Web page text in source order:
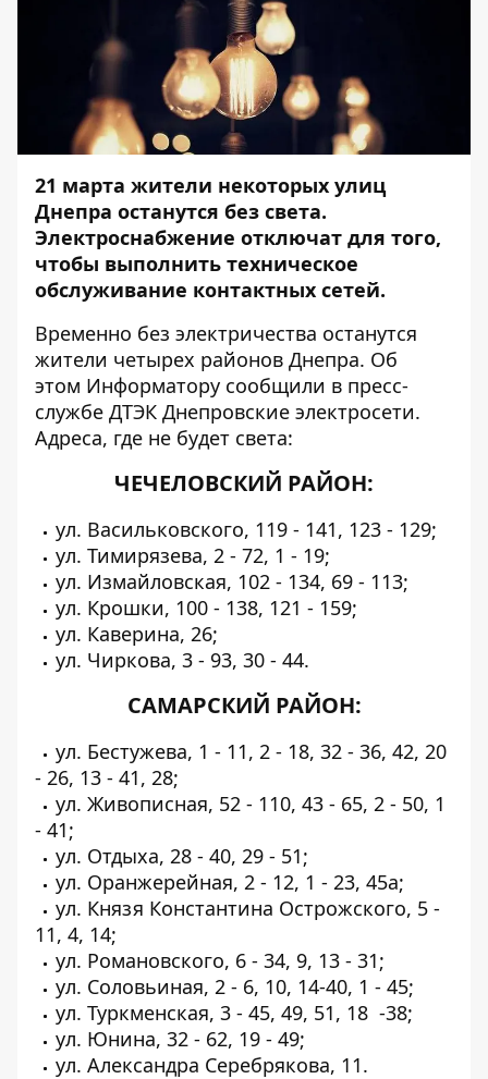
21 марта жители некоторых улиц
Днепра останутся без света.
Электроснабжение отключат для того,
чтобы выполнить техническое
обслуживание контактных сетей.
Временно без электричества останутся
жители четырех районов Днепра. Об
этом Информатору сообщили в пресс-
службе ДТЭК Днепровские электросети.
Адреса, где не будет света:
ЧЕЧЕЛОВСКИЙ РАЙОН:
ул. Васильковского, 119 - 141, 123 - 129;
ул. Тимирязева, 2 - 72, 1 - 19;
ул. Измайловская, 102 - 134, 69 - 113;
ул. Крошки, 100 - 138, 121 - 159;
ул. Каверина, 26;
ул. Чиркова, 3 - 93, 30 - 44.
САМАРСКИЙ РАЙОН:
ул. Бестужева, 1 - 11, 2 - 18, 32 - 36, 42, 20
- 26, 13 - 41, 28;
ул. Живописная, 52 - 110, 43 - 65, 2 - 50, 1
- 41;
ул. Отдыха, 28 - 40, 29 - 51;
ул. Оранжерейная, 2 - 12, 1 - 23, 45а;
ул. Князя Константина Острожского, 5 -
11, 4, 14;
ул. Романовского, 6 - 34, 9, 13 - 31;
ул. Соловьиная, 2 - 6, 10, 14-40, 1 - 45;
ул. Туркменская, 3 - 45, 49, 51, 18 -38;
ул. Юнина, 32 - 62, 19 - 49;
ул. Александра Серебрякова, 11.